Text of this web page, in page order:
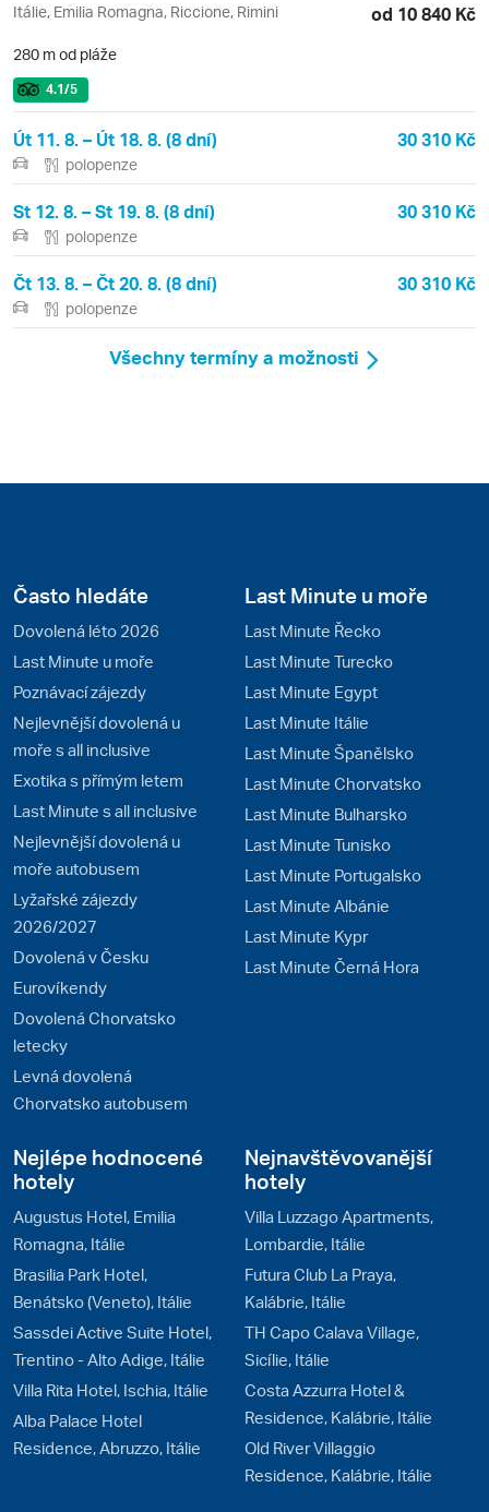
Itálie, Emilia Romagna, Riccione, Rimini od 10 840 Kč
280 m od pláže
4.1/5
Út 11. 8. – Út 18. 8. (8 dní) 30 310 Kč
polopenze
St 12. 8. – St 19. 8. (8 dní) 30 310 Kč
polopenze
Čt 13. 8. – Čt 20. 8. (8 dní) 30 310 Kč
polopenze
Všechny termíny a možnosti
Často hledáte
Dovolená léto 2026
Last Minute u moře
Poznávací zájezdy
Nejlevnější dovolená u
moře s all inclusive
Exotika s přímým letem
Last Minute s all inclusive
Nejlevnější dovolená u
moře autobusem
Lyžařské zájezdy
2026/2027
Dovolená v Česku
Eurovíkendy
Dovolená Chorvatsko
letecky
Levná dovolená
Chorvatsko autobusem
Last Minute u moře
Last Minute Řecko
Last Minute Turecko
Last Minute Egypt
Last Minute Itálie
Last Minute Španělsko
Last Minute Chorvatsko
Last Minute Bulharsko
Last Minute Tunisko
Last Minute Portugalsko
Last Minute Albánie
Last Minute Kypr
Last Minute Černá Hora
Nejlépe hodnocené
hotely
Augustus Hotel, Emilia
Romagna, Itálie
Brasilia Park Hotel,
Benátsko (Veneto), Itálie
Sassdei Active Suite Hotel,
Trentino - Alto Adige, Itálie
Villa Rita Hotel, Ischia, Itálie
Alba Palace Hotel
Residence, Abruzzo, Itálie
Nejnavštěvovanější
hotely
Villa Luzzago Apartments,
Lombardie, Itálie
Futura Club La Praya,
Kalábrie, Itálie
TH Capo Calava Village,
Sicílie, Itálie
Costa Azzurra Hotel &
Residence, Kalábrie, Itálie
Old River Villaggio
Residence, Kalábrie, Itálie